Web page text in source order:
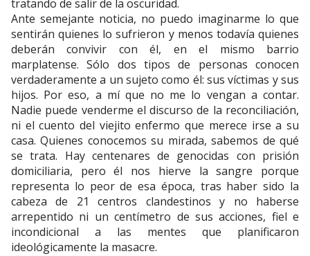
tratando de salir de la oscuridad.
Ante semejante noticia, no puedo imaginarme lo que
sentirán quienes lo sufrieron y menos todavía quienes
deberán convivir con él, en el mismo barrio
marplatense. Sólo dos tipos de personas conocen
verdaderamente a un sujeto como él: sus víctimas y sus
hijos. Por eso, a mí que no me lo vengan a contar.
Nadie puede venderme el discurso de la reconciliación,
ni el cuento del viejito enfermo que merece irse a su
casa. Quienes conocemos su mirada, sabemos de qué
se trata. Hay centenares de genocidas con prisión
domiciliaria, pero él nos hierve la sangre porque
representa lo peor de esa época, tras haber sido la
cabeza de 21 centros clandestinos y no haberse
arrepentido ni un centímetro de sus acciones, fiel e
incondicional a las mentes que planificaron
ideológicamente la masacre.